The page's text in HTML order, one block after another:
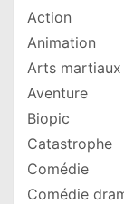
Action
Animation
Arts martiaux
Aventure
Biopic
Catastrophe
Comédie
Comédie